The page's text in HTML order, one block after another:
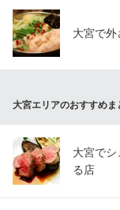
大宮で
大宮エリアのおすすめま
大宮でシ
る店